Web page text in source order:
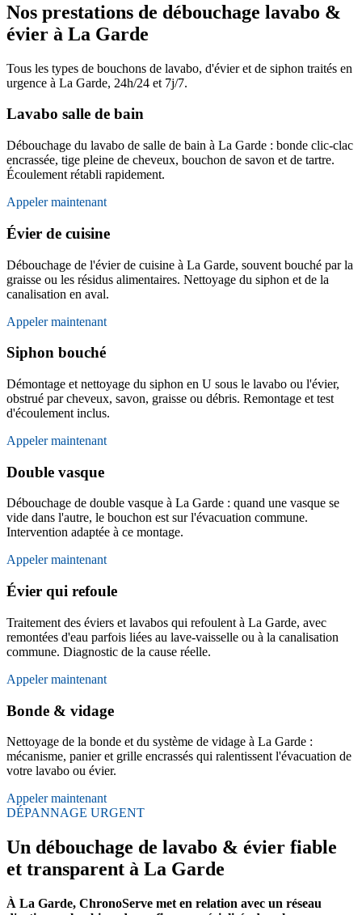
Nos prestations de débouchage lavabo &
évier à La Garde
Tous les types de bouchons de lavabo, d'évier et de siphon traités en
urgence à La Garde, 24h/24 et 7j/7.
Lavabo salle de bain
Débouchage du lavabo de salle de bain à La Garde : bonde clic-clac
encrassée, tige pleine de cheveux, bouchon de savon et de tartre.
Écoulement rétabli rapidement.
Appeler maintenant
Évier de cuisine
Débouchage de l'évier de cuisine à La Garde, souvent bouché par la
graisse ou les résidus alimentaires. Nettoyage du siphon et de la
canalisation en aval.
Appeler maintenant
Siphon bouché
Démontage et nettoyage du siphon en U sous le lavabo ou l'évier,
obstrué par cheveux, savon, graisse ou débris. Remontage et test
d'écoulement inclus.
Appeler maintenant
Double vasque
Débouchage de double vasque à La Garde : quand une vasque se
vide dans l'autre, le bouchon est sur l'évacuation commune.
Intervention adaptée à ce montage.
Appeler maintenant
Évier qui refoule
Traitement des éviers et lavabos qui refoulent à La Garde, avec
remontées d'eau parfois liées au lave-vaisselle ou à la canalisation
commune. Diagnostic de la cause réelle.
Appeler maintenant
Bonde & vidage
Nettoyage de la bonde et du système de vidage à La Garde :
mécanisme, panier et grille encrassés qui ralentissent l'évacuation de
votre lavabo ou évier.
Appeler maintenant
DÉPANNAGE URGENT
Un débouchage de lavabo & évier fiable
et transparent à La Garde
À La Garde, ChronoServe met en relation avec un réseau